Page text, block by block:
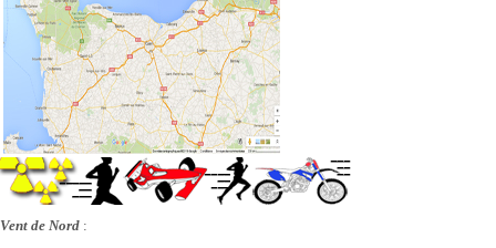
Vent de Nord :